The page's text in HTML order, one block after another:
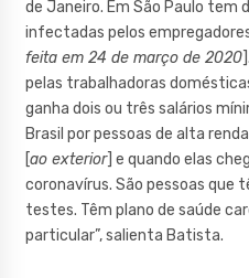
de Janeiro. Em São Paulo tem
infectadas pelos
feita em 24 de março de 2020
pelas trabalhadoras
ganha dois ou três salários
Brasil por pessoas de alta
[ao exterior] e quando elas
coronavírus. São pessoas que
testes. Têm plano de saúde
particular”, salienta Batista.